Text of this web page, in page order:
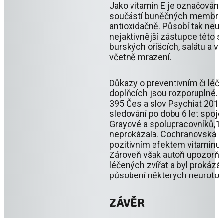
Jako vitamin E je
součástí buněčných
antioxidačně. Působí tak
nejaktivnější zástupce této
burských oříšcích, salátu a
včetně mrazení.
Důkazy o preventivním či
doplňcích jsou
395 Čes a slov Psychiat
sledování po dobu 6 let
Grayové a
neprokázala.
pozitivním efektem
Zároveň však autoři
léčených zvířat a byl
působení některých
ZÁVĚR